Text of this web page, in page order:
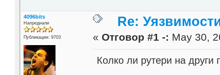
4096bits
Напреднали
Публикации: 9703
Re:
« Отговор #1 -: May 30,
Колко ли рутери на